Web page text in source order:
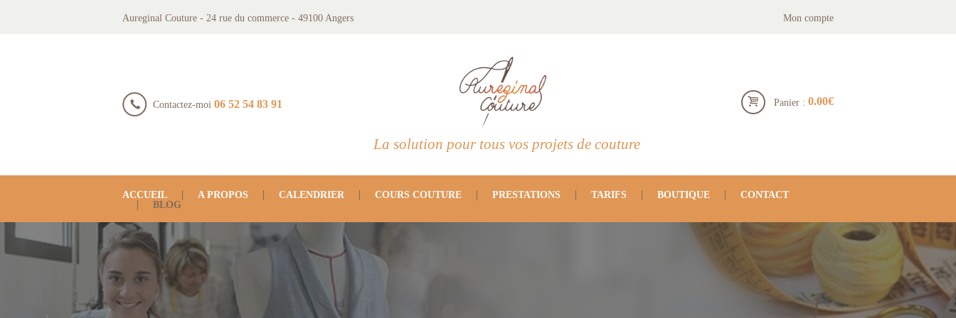
Aureginal Couture - 24 rue du commerce - 49100 Angers Mon compte
Contactez-moi 06 52 54 83 91
La solution pour tous vos projets de couture
Panier : 0.00€
ACCUEIL A PROPOS CALENDRIER COURS COUTURE PRESTATIONS TARIFS BOUTIQUE
CONTACT
BLOG